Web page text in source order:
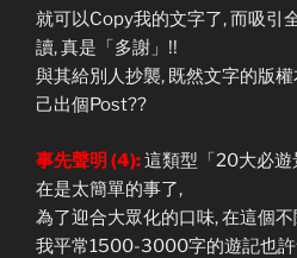
就可以Copy我的文字了, 而吸引
讀, 真是「多謝」!!
與其給別人抄襲, 既然文字的版
己出個Post??
事先聲明 (4):這類型「20大必遊
在是太簡單的事了,
為了迎合大眾化的口味, 在這個
我平常1500-3000字的遊記也